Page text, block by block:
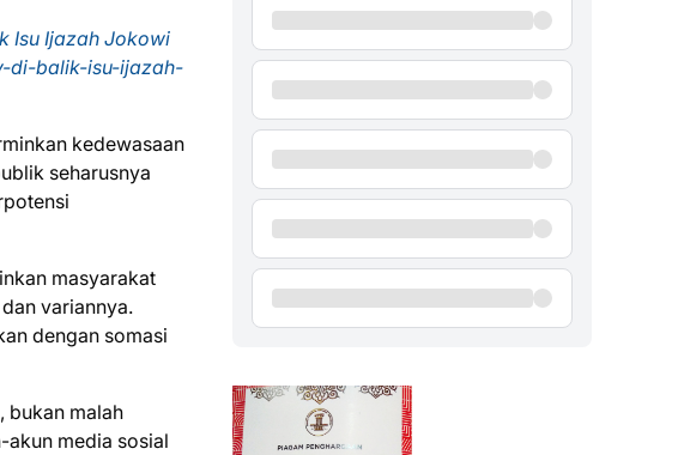
Isu Ijazah Jokowi
di-balik-isu-ijazah-
kedewasaan
seharusnya
masyarakat
variannya.
dengan somasi
bukan malah
akun media sosial